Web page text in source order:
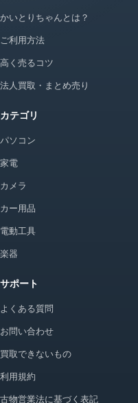
かいとりちゃんとは？
ご利用方法
高く売るコツ
法人買取・まとめ売り
カテゴリ
パソコン
家電
カメラ
カー用品
電動工具
楽器
サポート
よくある質問
お問い合わせ
買取できないもの
利用規約
古物営業法に基づく表記